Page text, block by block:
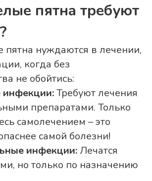
пятна требуют
пятна нуждаются в лечении,
когда без
не обойтись:
инфекции:Требуют лечения
препаратами. Только
самолечением – это
самой болезни!
инфекции:Лечатся
но только по назначению